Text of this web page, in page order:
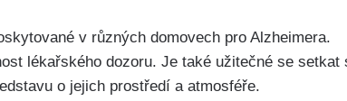
v různých domovech pro Alzheimera.
lékařského dozoru. Je také užitečné se setkat
o jejich prostředí a atmosféře.